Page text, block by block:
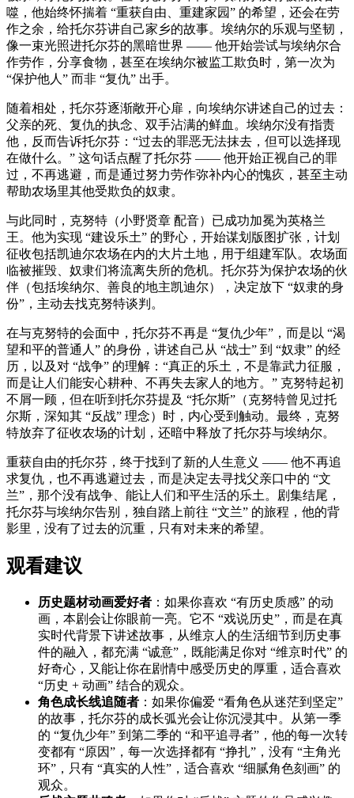
噬，他始终怀揣着 “重获自由、重建家园” 的希望，还会在劳
作之余，给托尔芬讲自己家乡的故事。埃纳尔的乐观与坚韧，
像一束光照进托尔芬的黑暗世界 —— 他开始尝试与埃纳尔合
作劳作，分享食物，甚至在埃纳尔被监工欺负时，第一次为
“保护他人” 而非 “复仇” 出手。
随着相处，托尔芬逐渐敞开心扉，向埃纳尔讲述自己的过去：
父亲的死、复仇的执念、双手沾满的鲜血。埃纳尔没有指责
他，反而告诉托尔芬：“过去的罪恶无法抹去，但可以选择现
在做什么。” 这句话点醒了托尔芬 —— 他开始正视自己的罪
过，不再逃避，而是通过努力劳作弥补内心的愧疚，甚至主动
帮助农场里其他受欺负的奴隶。
与此同时，克努特（小野贤章 配音）已成功加冕为英格兰
王。他为实现 “建设乐土” 的野心，开始谋划版图扩张，计划
征收包括凯迪尔农场在内的大片土地，用于组建军队。农场面
临被摧毁、奴隶们将流离失所的危机。托尔芬为保护农场的伙
伴（包括埃纳尔、善良的地主凯迪尔），决定放下 “奴隶的身
份”，主动去找克努特谈判。
在与克努特的会面中，托尔芬不再是 “复仇少年”，而是以 “渴
望和平的普通人” 的身份，讲述自己从 “战士” 到 “奴隶” 的经
历，以及对 “战争” 的理解：“真正的乐土，不是靠武力征服，
而是让人们能安心耕种、不再失去家人的地方。” 克努特起初
不屑一顾，但在听到托尔芬提及 “托尔斯”（克努特曾见过托
尔斯，深知其 “反战” 理念）时，内心受到触动。最终，克努
特放弃了征收农场的计划，还暗中释放了托尔芬与埃纳尔。
重获自由的托尔芬，终于找到了新的人生意义 —— 他不再追
求复仇，也不再逃避过去，而是决定去寻找父亲口中的 “文
兰”，那个没有战争、能让人们和平生活的乐土。剧集结尾，
托尔芬与埃纳尔告别，独自踏上前往 “文兰” 的旅程，他的背
影里，没有了过去的沉重，只有对未来的希望。
观看建议
历史题材动画爱好者 ：如果你喜欢 “有历史质感” 的动
画，本剧会让你眼前一亮。它不 “戏说历史”，而是在真
实时代背景下讲述故事，从维京人的生活细节到历史事
件的融入，都充满 “诚意”，既能满足你对 “维京时代” 的
好奇心，又能让你在剧情中感受历史的厚重，适合喜欢
“历史 + 动画” 结合的观众。
角色成长线追随者 ：如果你偏爱 “看角色从迷茫到坚定”
的故事，托尔芬的成长弧光会让你沉浸其中。从第一季
的 “复仇少年” 到第二季的 “和平追寻者”，他的每一次转
变都有 “原因”，每一次选择都有 “挣扎”，没有 “主角光
环”，只有 “真实的人性”，适合喜欢 “细腻角色刻画” 的
观众。